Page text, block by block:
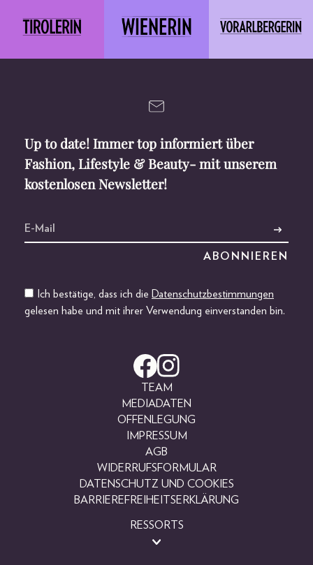
Up to date! Immer top informiert über
Fashion, Lifestyle & Beauty- mit unserem
kostenlosen Newsletter!
Ich bestätige, dass ich die Datenschutzbestimmungen
gelesen habe und mit ihrer Verwendung einverstanden bin.
TEAM
MEDIADATEN
OFFENLEGUNG
IMPRESSUM
AGB
WIDERRUFSFORMULAR
DATENSCHUTZ UND COOKIES
BARRIEREFREIHEITSERKLÄRUNG
RESSORTS